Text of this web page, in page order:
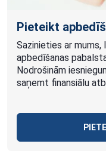
Pieteikt
Sazinieties ar
apbedīšanas
Nodrošinām
saņemt finansiālu